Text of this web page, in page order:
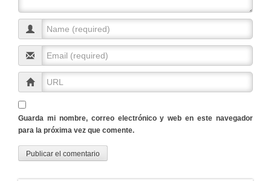
Guarda mi nombre, correo electrónico y web en este navegador
para la próxima vez que comente.